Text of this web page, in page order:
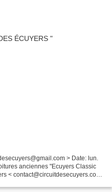
> Date: lun.
anciennes "Ecuyers Classic
< contact@circuitdesecuyers.com